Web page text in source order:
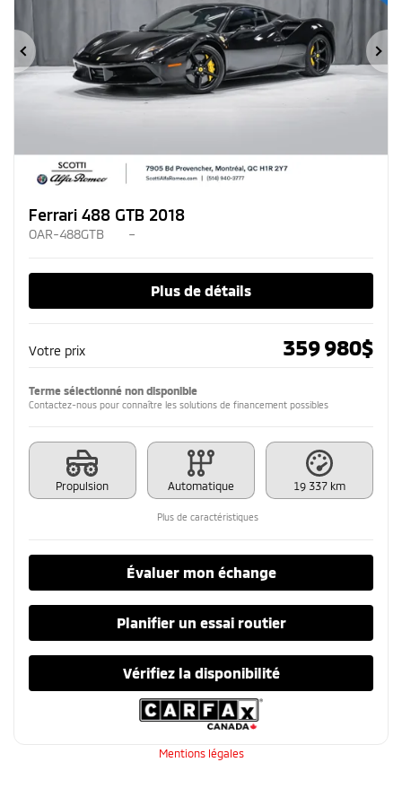
Précédent
Ferrari 488 GTB 2018
OAR-488GTB –
Plus de détails
Votre prix 359 980$
Terme sélectionné non disponible
Contactez-nous pour connaître les solutions de financement possibles
Propulsion Automatique 19 337 km
Plus de caractéristiques
Évaluer mon échange
Planifier un essai routier
Vérifiez la disponibilité
Mentions légales